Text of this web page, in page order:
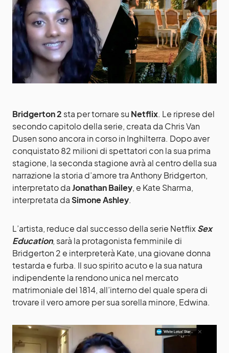
Bridgerton 2 sta per tornare su Netflix. Le riprese del
secondo capitolo della serie, creata da Chris Van
Dusen sono ancora in corso in Inghilterra. Dopo aver
conquistato 82 milioni di spettatori con la sua prima
stagione, la seconda stagione avrà al centro della sua
narrazione la storia d’amore tra Anthony Bridgerton,
interpretato daJonathan Bailey, e Kate Sharma,
interpretata daSimone Ashley.
L’artista, reduce dal successo della serie NetflixSex
Education, sarà la protagonista femminile di
Bridgerton 2 e interpreterà Kate, una giovane donna
testarda e furba. Il suo spirito acuto e la sua natura
indipendente la rendono unica nel mercato
matrimoniale del 1814, all’interno del quale spera di
trovare il vero amore per sua sorella minore, Edwina.